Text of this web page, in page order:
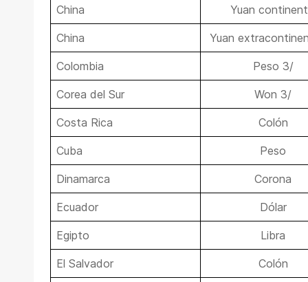
China Yuan
China Yuan
Colombia Peso 3/
Corea del Sur Won 3/
Costa Rica Colón
Cuba Peso
Dinamarca Corona
Ecuador Dólar
Egipto Libra
El Salvador Colón